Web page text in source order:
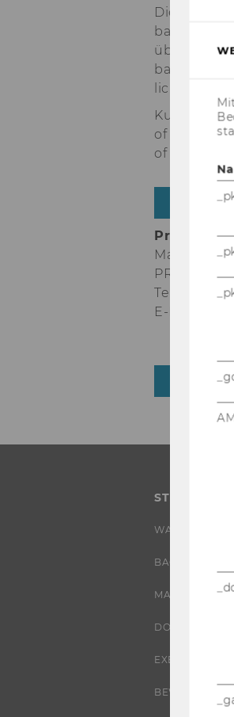
Die
bank
über
ba­siert.
licht.
Kun­c­zer,
of
of
ZUR STU­DIE
Mag. Anna
PR-​
Tel: + 43-​1-
E-​Mail:
STUDIUM
WARUM WU?
BACHELOR
MASTER
DOKTORAT /
EXECUTIVE
BEWERBUNG